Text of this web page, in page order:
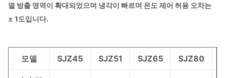
열 방출 영역이 확대되었으며 냉각이 빠르며 온도 제어 허용 오차는
± 1도입니다.
모델 SJZ45 SJZ51 SJZ65 SJZ80